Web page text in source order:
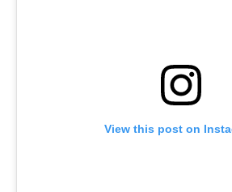
View this post on